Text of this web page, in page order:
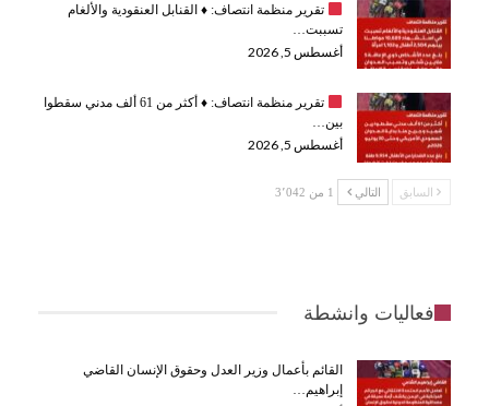
تقرير منظمة انتصاف: ♦️القنابل العنقودية والألغام
تسببت…
أغسطس 5, 2026
تقرير منظمة انتصاف: ♦️
أكثر من 61 ألف مدني سقطوا
بين…
أغسطس 5, 2026
السابق التالي 1 من 3٬042
فعاليات وانشطة
القائم بأعمال وزير العدل وحقوق الإنسان القاضي
إبراهيم…